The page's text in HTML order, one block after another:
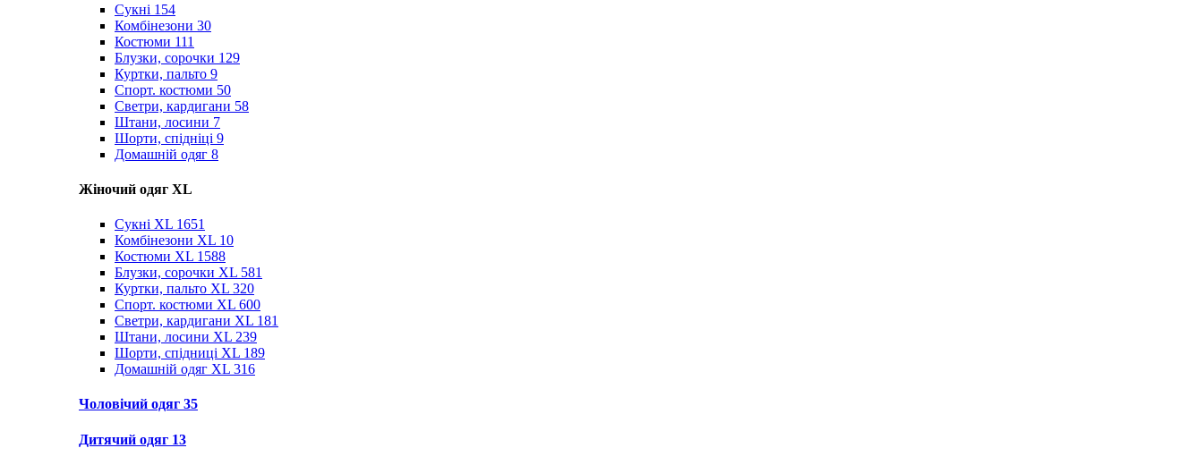
Сукні 154
Комбінезони 30
Костюми 111
Блузки, сорочки 129
Куртки, пальто 9
Спорт. костюми 50
Светри, кардигани 58
Штани, лосини 7
Шорти, спідніці 9
Домашній одяг 8
Жіночий одяг XL
Cукні XL 1651
Комбінезони XL 10
Костюми XL 1588
Блузки, сорочки XL 581
Куртки, пальто XL 320
Спорт. костюми XL 600
Светри, кардигани XL 181
Штани, лосини XL 239
Шорти, спідниці XL 189
Домашній одяг XL 316
Чоловічий одяг 35
Дитячий одяг 13